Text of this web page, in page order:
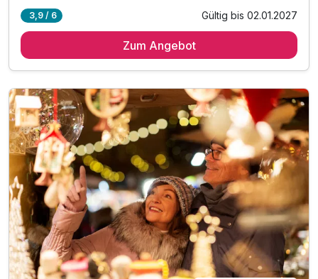
3 x reichhaltiges Frühstück vom Buffet
1 x Eintrittskarte ins Unterhaltungszentrum**
1 x Welcome Drink***
inkl. 10% Rabatt im Hotelrestaurant
inkl. kostenloses Parken auf dem Hotelparkplatz
inkl. WLAN Nutzung im Hotel
3,9 / 6 Gültig bis 02.01.2027
Zum Angebot